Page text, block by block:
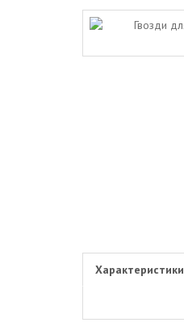
Характеристики